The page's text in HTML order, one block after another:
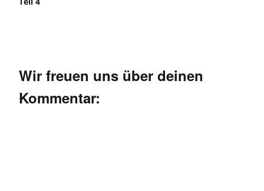
Wir freuen uns über deinen
Kommentar: